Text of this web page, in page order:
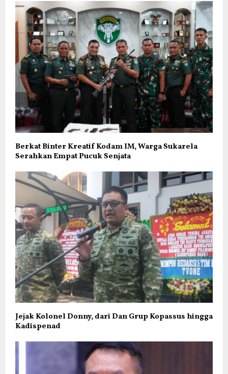
Berkat Binter Kreatif Kodam IM, Warga Sukarela
Serahkan Empat Pucuk Senjata
Jejak Kolonel Donny, dari Dan Grup Kopassus hingga
Kadispenad